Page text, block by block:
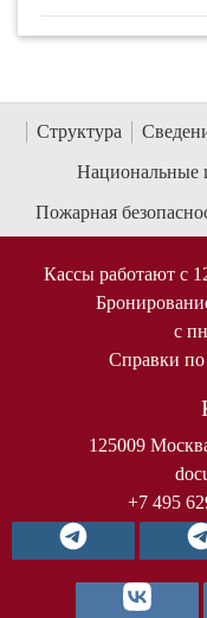
Структура
Национальные
Пожарная
Кассы работают с
с
Справки по
125009
+7 495